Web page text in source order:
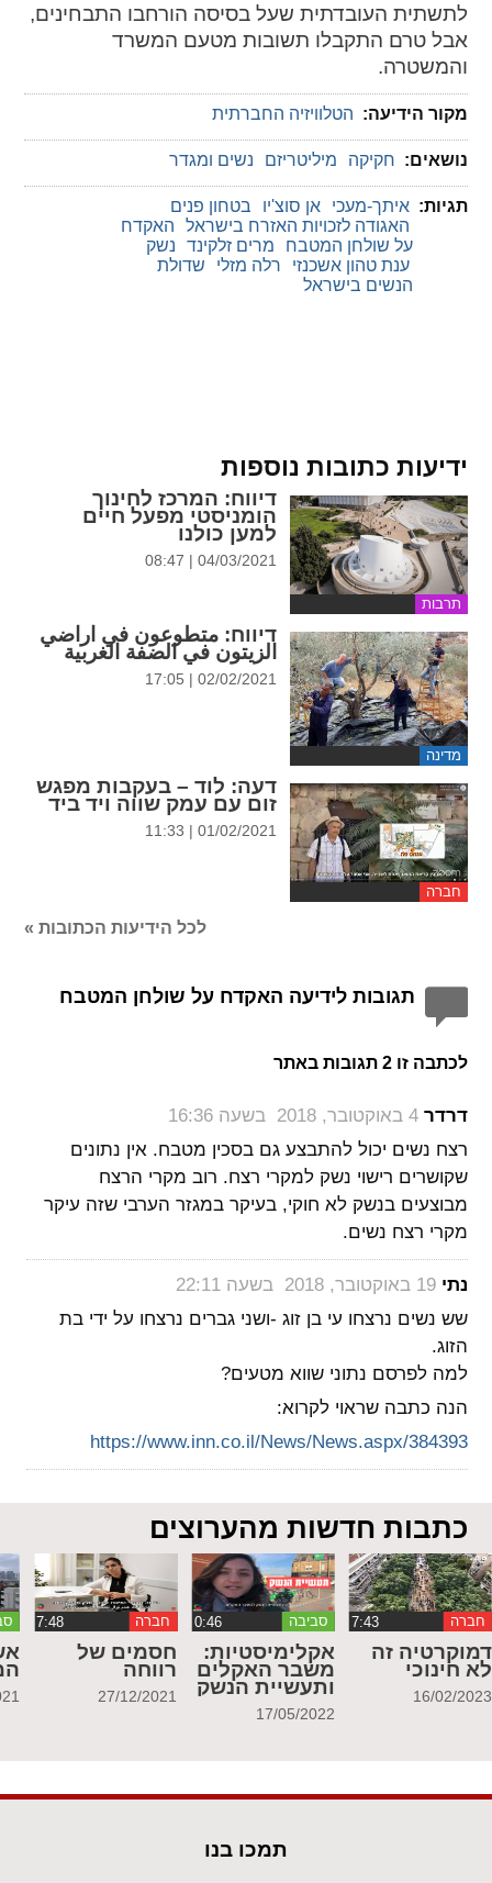
לתשתית העובדתית שעל בסיסה הורחבו התבחינים,
אבל טרם התקבלו תשובות מטעם המשרד
והמשטרה.
מקור הידיעה: הטלוויזיה החברתית
נושאים: חקיקה מיליטריזם נשים ומגדר
תגיות: איתך-מעכי אן סוצ'יו
בטחון פנים
האגודה לזכויות האזרח בישראל
האקדח
על שולחן המטבח
מרים זלקינד
נשק
ענת טהון אשכנזי
רלה מזלי
שדולת
הנשים בישראל
ידיעות כתובות נוספות
תרבות
דיווח: המרכז לחינוך
הומניסטי מפעל חיים
למען כולנו
04/03/2021 | 08:47
מדינה
דיווח: متطوعون في اراضي
الزيتون في الضفة الغربية
02/02/2021 | 17:05
חברה
דעה: לוד – בעקבות מפגש
זום עם עמק שווה ויד ביד
01/02/2021 | 11:33
לכל הידיעות הכתובות »
תגובות לידיעה האקדח על שולחן המטבח
לכתבה זו 2 תגובות באתר
דרדר ‏4 באוקטובר, 2018 בשעה 16:36
רצח נשים יכול להתבצע גם בסכין מטבח. אין נתונים
שקושרים רישוי נשק למקרי רצח. רוב מקרי הרצח
מבוצעים בנשק לא חוקי, בעיקר במגזר הערבי שזה עיקר
מקרי רצח נשים.
נתי ‏19 באוקטובר, 2018 בשעה 22:11
שש נשים נרצחו עי בן זוג -ושני גברים נרצחו על ידי בת
הזוג.
למה לפרסם נתוני שווא מטעים?
הנה כתבה שראוי לקרוא:
https://www.inn.co.il/News/News.aspx/384393
כתבות חדשות מהערוצים
חברה
דמוקרטיה זה
לא חינוכי
16/02/2023
סביבה ‏0:46
אקלימיסטיות:
משבר האקלים
ותעשיית הנשק
17/05/2022
חברה
חסמים של
רווחה
27/12/2021
תמכו בנו